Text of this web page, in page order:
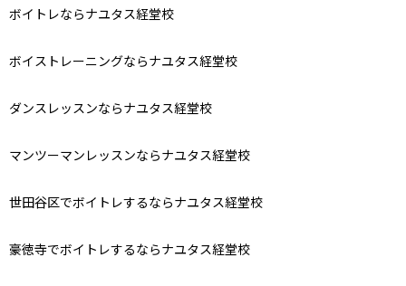
ボイトレならナユタス経堂校
ボイストレーニングならナユタス経堂校
ダンスレッスンならナユタス経堂校
マンツーマンレッスンならナユタス経堂校
世田谷区でボイトレするならナユタス経堂校
豪徳寺でボイトレするならナユタス経堂校